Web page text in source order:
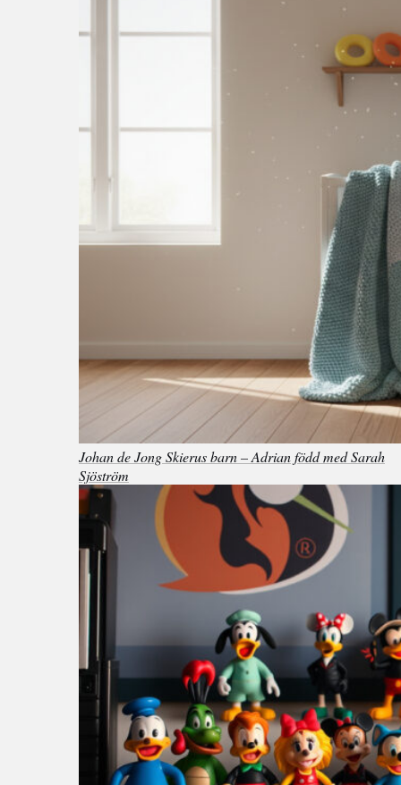
Johan de Jong Skierus barn – Adrian född med Sarah
Sjöström